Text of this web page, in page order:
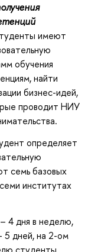
имеют
обучения
найти
бизнес-идей,
проводит НИУ
определяет
семь базовых
институтах
4 дня в неделю,
5 дней, на 2-ом